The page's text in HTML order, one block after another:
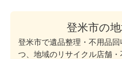
登米市の
登米市で遺品整理・不用品
つ、地域のリサイクル店舗